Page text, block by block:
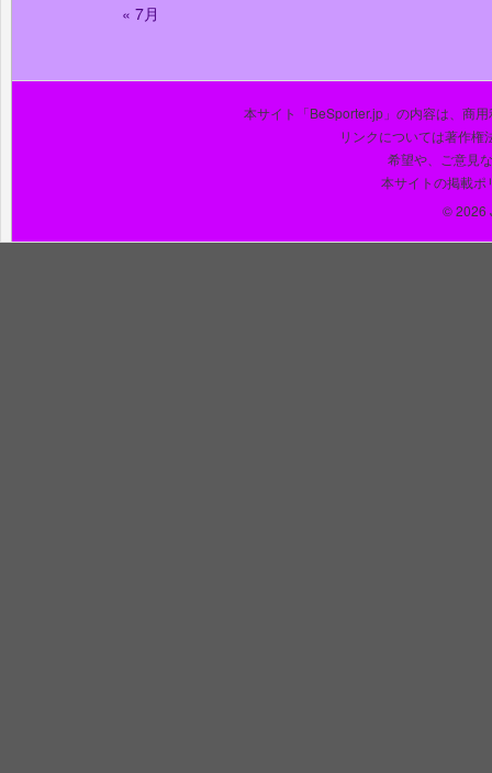
« 7月
本サイト「BeSporter.jp」の内容は、商
リンクについては著作権
希望や、ご意見
本サイトの掲載ポ
© 2026